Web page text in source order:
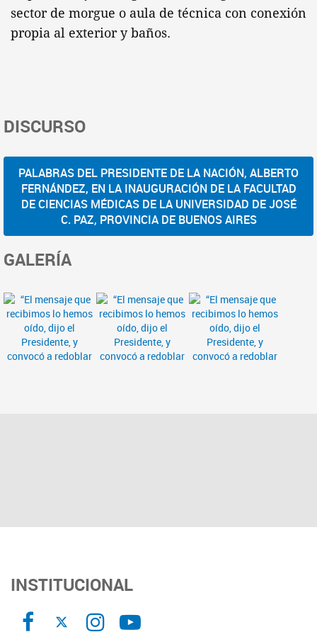
sector de morgue o aula de técnica con conexión
propia al exterior y baños.
DISCURSO
PALABRAS DEL PRESIDENTE DE LA NACIÓN, ALBERTO
FERNÁNDEZ, EN LA INAUGURACIÓN DE LA FACULTAD
DE CIENCIAS MÉDICAS DE LA UNIVERSIDAD DE JOSÉ
C. PAZ, PROVINCIA DE BUENOS AIRES
GALERÍA
INSTITUCIONAL